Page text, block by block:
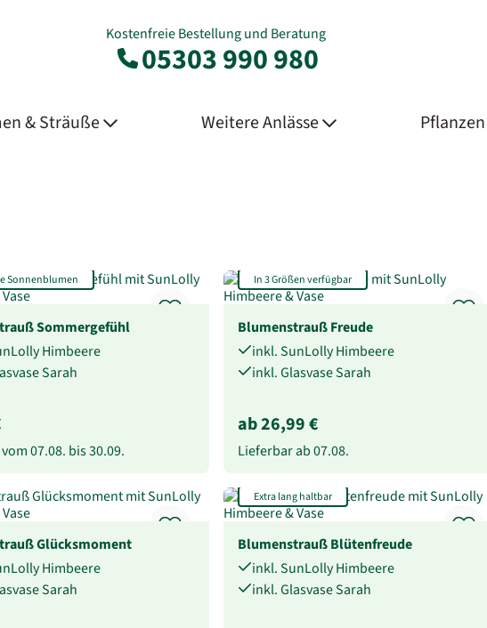
Kostenfreie Bestellung und Beratung
05303 990 980
& Sträuße Weitere Anlässe Pflanzen
Sonnenblumen
Sommergefühl
Himbeere
Sarah
07.08. bis30.09.
In 3 Größen verfügbar
Blumenstrauß Freude
inkl. SunLolly Himbeere
inkl. Glasvase Sarah
ab 26,99 €
Lieferbar ab07.08.
Glücksmoment
Himbeere
Sarah
Extra lang haltbar
Blumenstrauß Blütenfreude
inkl. SunLolly Himbeere
inkl. Glasvase Sarah